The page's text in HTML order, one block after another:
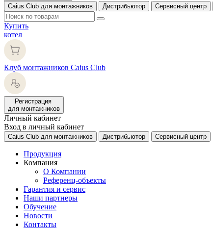
Caius Club для монтажников
Дистрибьютор Сервисный центр
Купить
котел
Клуб монтажников Caius Club
Регистрация
для монтажников
Личный кабинет
Вход в личный кабинет
Caius Club для монтажников Дистрибьютор Сервисный центр
Продукция
Компания
О Компании
Референц-объекты
Гарантия и сервис
Наши партнеры
Обучение
Новости
Контакты